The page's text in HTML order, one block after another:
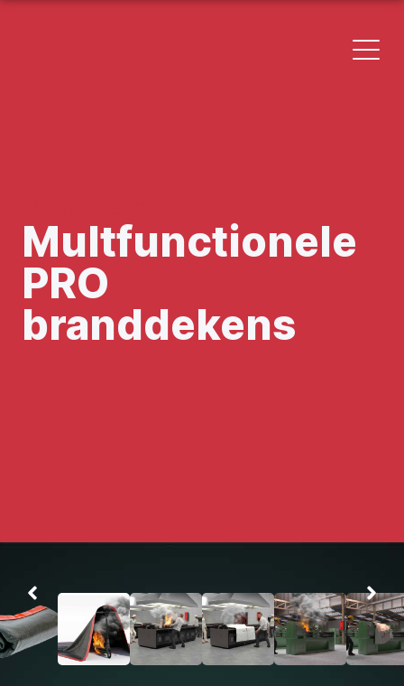
Multfunctionele
PRO
branddekens